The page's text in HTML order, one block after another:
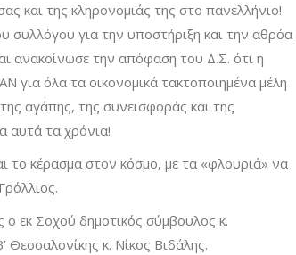
και της κληρονομιάς της στο πανελλήνιο!
συλλόγου για την υποστήριξη και την αθρόα
ανακοίνωσε την απόφαση του Δ.Σ. ότι η
για όλα τα οικονομικά τακτοποιημένα μέλη
αγάπης, της συνεισφοράς και της
αυτά τα χρόνια!
το κέρασμα στον κόσμο, με τα «φλουριά» να
εκ Σοχού δημοτικός σύμβουλος κ.
κ. Νίκος Βιδάλης.